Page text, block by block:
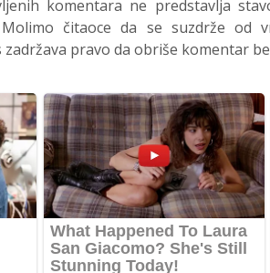
komentara ne predstavlja
čitaoce da se suzdrže od
pravo da obriše komentar